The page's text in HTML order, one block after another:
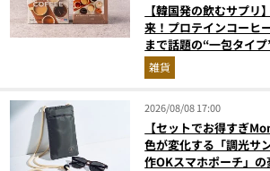
【韓国発の飲むサプリ
来！プロテインコーヒ
まで話題の“一包タイ
ストが徹底解説
雑貨
2026/08/08 17:00
【セットでお得すぎ
色が変化する「調光サ
作OKスマホポーチ」の